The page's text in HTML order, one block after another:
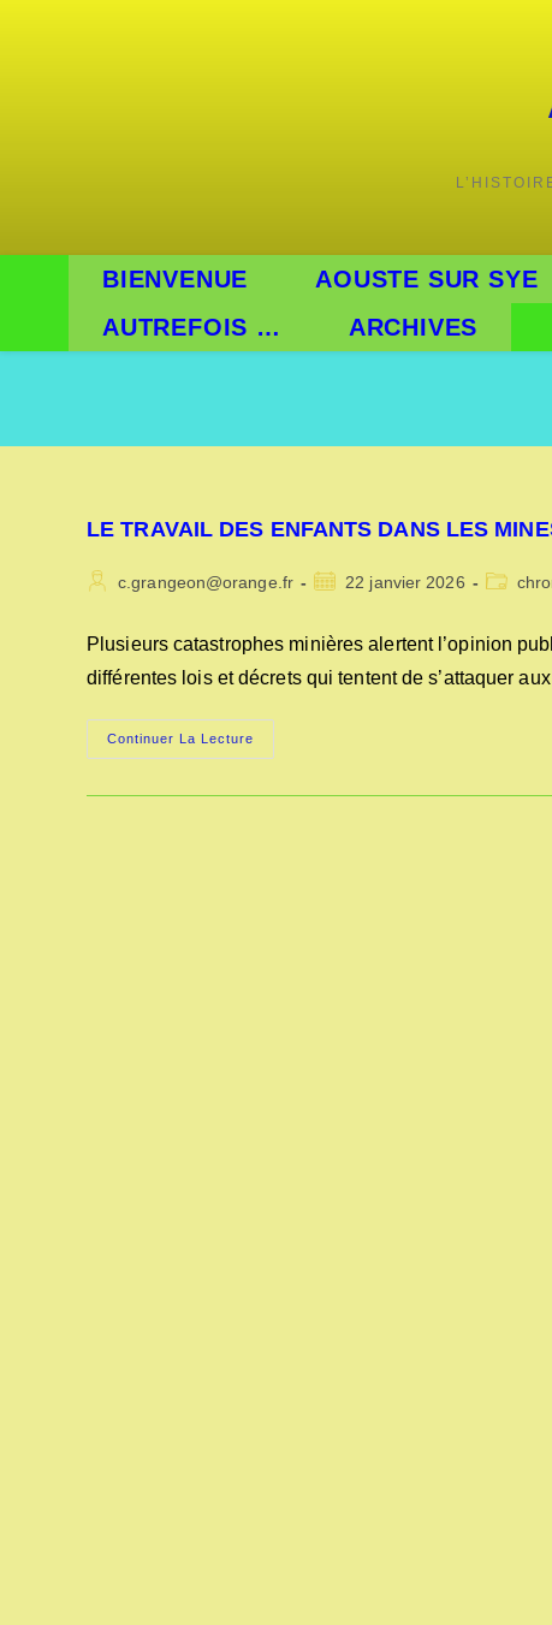
BIENVENUE AOUSTE SUR SYE
AUTREFOIS …
ARCHIVES
LE TRAVAIL DES ENFANTS DANS LES
Auteur/autrice
publication :
c.grangeon@orange.fr
Publication
22 janvier 2026
Post
Plusieurs catastrophes minières alertent l’opinion
différentes lois et décrets qui tentent de s’attaquer
Continuer La Lecture
TRAVAIL